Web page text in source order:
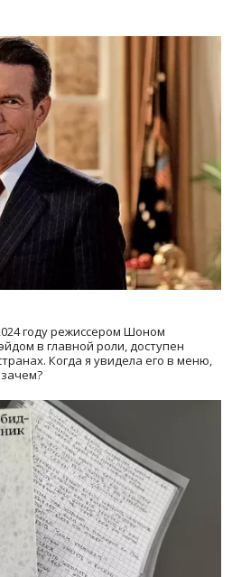
годурежиссером Шоном
в главной роли, доступен
Когда я увидела его в меню,